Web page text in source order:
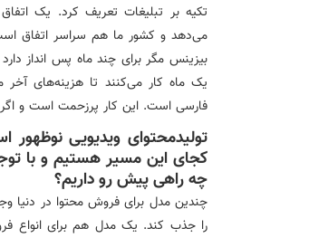
تکیه بر تبلیغات تعریف کرد. یک
می‌دهد و کشور ما هم سراسر اتفاق
بیزینس مگر برای چند ماه پس انداز
یک ماه کار می‌کنند تا هزینه‌های آخر
فارسی است. این کار پرزحمت است و
تولیدمحتوای ویدیویی نوظهور
کجای این مسیر هستیم و با
چه راهی پیش رو داریم؟
چندین مدل برای فروش محتوا در دنیا
را جذب کند. یک مدل هم برای انواع